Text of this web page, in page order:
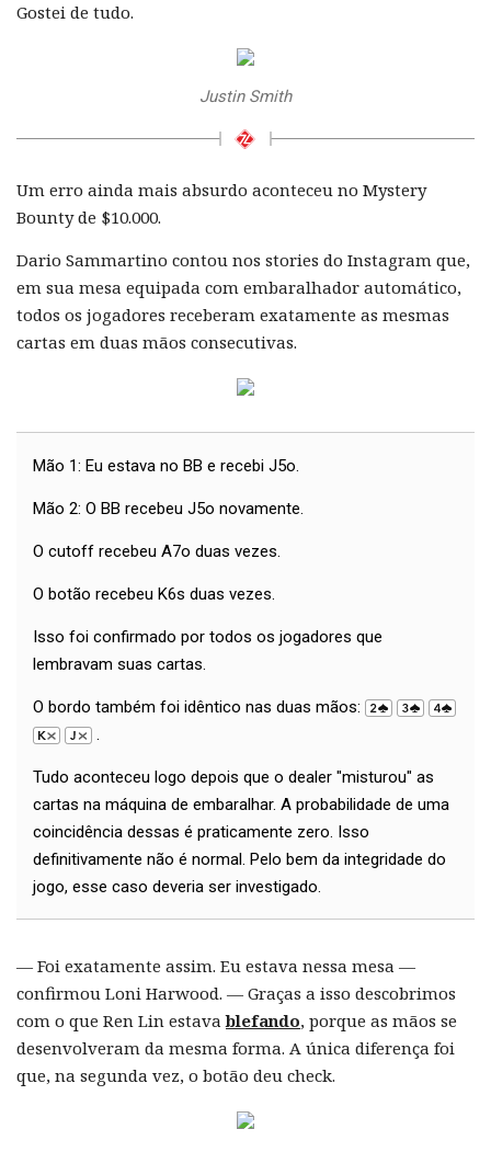
Gostei de tudo.
Justin Smith
Um erro ainda mais absurdo aconteceu no Mystery
Bounty de $10.000.
Dario Sammartino contou nos stories do Instagram que,
em sua mesa equipada com embaralhador automático,
todos os jogadores receberam exatamente as mesmas
cartas em duas mãos consecutivas.
Mão 1: Eu estava no BB e recebi J5o.
Mão 2: O BB recebeu J5o novamente.
O cutoff recebeu A7o duas vezes.
O botão recebeu K6s duas vezes.
Isso foi confirmado por todos os jogadores que
lembravam suas cartas.
O bordo também foi idêntico nas duas mãos:
.
Tudo aconteceu logo depois que o dealer "misturou" as
cartas na máquina de embaralhar. A probabilidade de uma
coincidência dessas é praticamente zero. Isso
definitivamente não é normal. Pelo bem da integridade do
jogo, esse caso deveria ser investigado.
— Foi exatamente assim. Eu estava nessa mesa —
confirmou Loni Harwood. — Graças a isso descobrimos
com o que Ren Lin estavablefando, porque as mãos se
desenvolveram da mesma forma. A única diferença foi
que, na segunda vez, o botão deu check.